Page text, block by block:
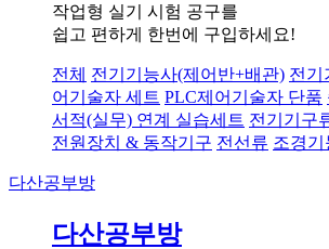
작업형 실기 시험 공구를
쉽고 편하게 한번에 구입하세요!
전체 전기기능사(제어반+배관) 전기
어기술자 세트 PLC제어기술자 단품
서적(실무) 연계 실습세트 전기기구
전원장치 & 동작기구 전선류 조경기
다산공부방
다산공부방